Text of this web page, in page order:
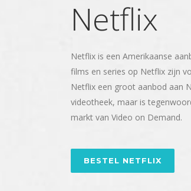
Netflix
Netflix is een Amerikaanse
films en series op Netflix zijn
Netflix een groot aanbod aan
videotheek, maar is
markt van Video on Demand.
BESTEL NETFLIX